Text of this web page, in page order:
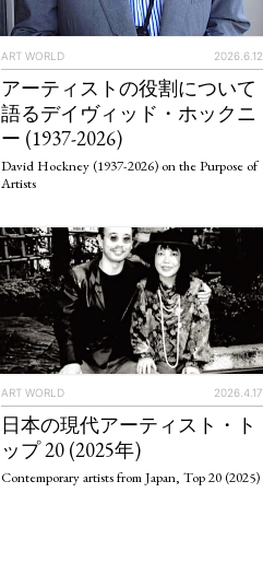
ART WORLD 2026.6.12
アーティストの役割について
語るデイヴィッド・ホックニ
ー (1937-2026)
David Hockney (1937-2026) on the Purpose of
Artists
ART WORLD 2026.4.17
日本の現代アーティスト・ト
ップ 20 (2025年)
Contemporary artists from Japan, Top 20 (2025)